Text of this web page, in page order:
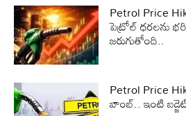
Petrol Price
పెట్రోల్ ధరలను
జరుగుతోంది..
Petrol Price
బాంబ్‌.. ఇంటి